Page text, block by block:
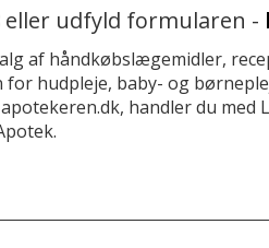
eller udfyld formularen -
af håndkøbslægemidler,
hudpleje, baby- og
handler du med